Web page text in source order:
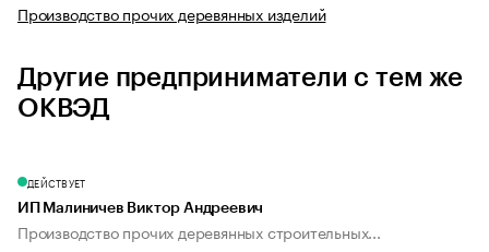
Производство прочих деревянных изделий
Другие предприниматели с тем же
ОКВЭД
ДЕЙСТВУЕТ
ИП Малиничев Виктор Андреевич
Производство прочих деревянных строительных...